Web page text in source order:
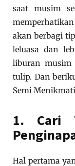
saat musim
akan berbagi
leluasa dan
liburan
tulip. Dan
Semi
1. Cari
Hal pertama